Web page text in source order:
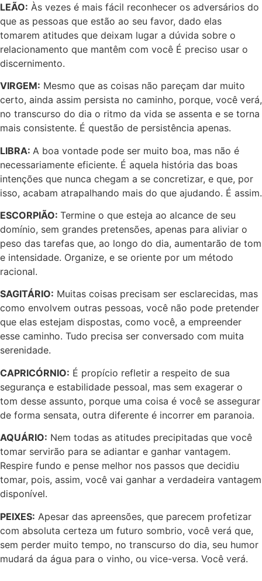
LEÃO: Às vezes é mais fácil reconhecer os adversários do
que as pessoas que estão ao seu favor, dado elas
tomarem atitudes que deixam lugar a dúvida sobre o
relacionamento que mantêm com você É preciso usar o
discernimento.
VIRGEM: Mesmo que as coisas não pareçam dar muito
certo, ainda assim persista no caminho, porque, você verá,
no transcurso do dia o ritmo da vida se assenta e se torna
mais consistente. É questão de persistência apenas.
LIBRA: A boa vontade pode ser muito boa, mas não é
necessariamente eficiente. É aquela história das boas
intenções que nunca chegam a se concretizar, e que, por
isso, acabam atrapalhando mais do que ajudando. É assim.
ESCORPIÃO: Termine o que esteja ao alcance de seu
domínio, sem grandes pretensões, apenas para aliviar o
peso das tarefas que, ao longo do dia, aumentarão de tom
e intensidade. Organize, e se oriente por um método
racional.
SAGITÁRIO: Muitas coisas precisam ser esclarecidas, mas
como envolvem outras pessoas, você não pode pretender
que elas estejam dispostas, como você, a empreender
esse caminho. Tudo precisa ser conversado com muita
serenidade.
CAPRICÓRNIO: É propício refletir a respeito de sua
segurança e estabilidade pessoal, mas sem exagerar o
tom desse assunto, porque uma coisa é você se assegurar
de forma sensata, outra diferente é incorrer em paranoia.
AQUÁRIO: Nem todas as atitudes precipitadas que você
tomar servirão para se adiantar e ganhar vantagem.
Respire fundo e pense melhor nos passos que decidiu
tomar, pois, assim, você vai ganhar a verdadeira vantagem
disponível.
PEIXES: Apesar das apreensões, que parecem profetizar
com absoluta certeza um futuro sombrio, você verá que,
sem perder muito tempo, no transcurso do dia, seu humor
mudará da água para o vinho, ou vice-versa. Você verá.